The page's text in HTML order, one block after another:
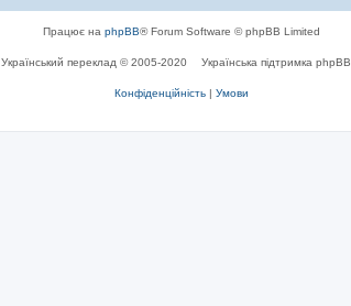
Працює на phpBB® Forum Software © phpBB Limited
Український переклад © 2005-2020 Українська підтримка phpBB
Конфіденційність | Умови